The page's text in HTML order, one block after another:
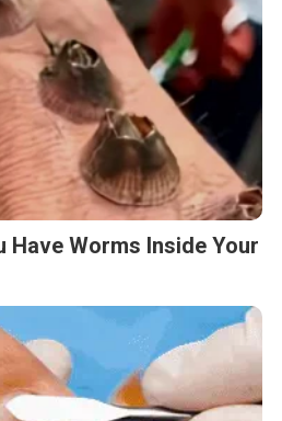
Have Worms Inside Your